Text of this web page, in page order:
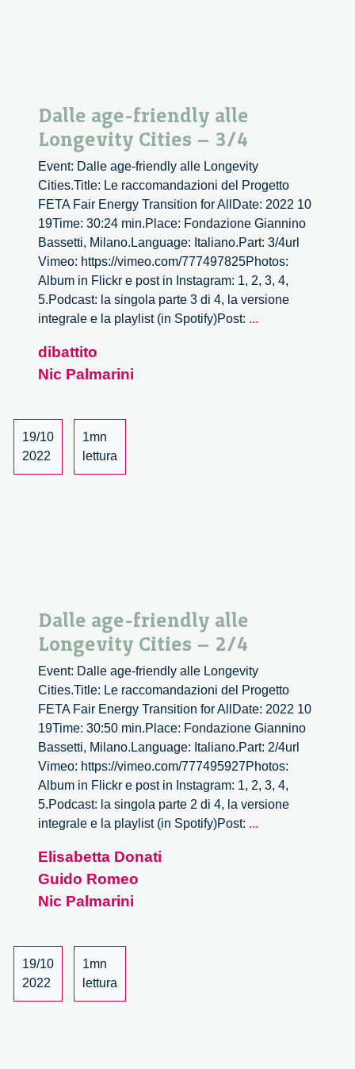
Dalle age-friendly alle
Longevity Cities – 3/4
Event: Dalle age-friendly alle Longevity
Cities.Title: Le raccomandazioni del Progetto
FETA Fair Energy Transition for AllDate: 2022 10
19Time: 30:24 min.Place: Fondazione Giannino
Bassetti, Milano.Language: Italiano.Part: 3/4url
Vimeo: https://vimeo.com/777497825Photos:
Album in Flickr e post in Instagram: 1, 2, 3, 4,
5.Podcast: la singola parte 3 di 4, la versione
integrale e la playlist (in Spotify)Post: ...
dibattito
Nic Palmarini
19/10
2022
1mn
lettura
Dalle age-friendly alle
Longevity Cities – 2/4
Event: Dalle age-friendly alle Longevity
Cities.Title: Le raccomandazioni del Progetto
FETA Fair Energy Transition for AllDate: 2022 10
19Time: 30:50 min.Place: Fondazione Giannino
Bassetti, Milano.Language: Italiano.Part: 2/4url
Vimeo: https://vimeo.com/777495927Photos:
Album in Flickr e post in Instagram: 1, 2, 3, 4,
5.Podcast: la singola parte 2 di 4, la versione
integrale e la playlist (in Spotify)Post: ...
Elisabetta Donati
Guido Romeo
Nic Palmarini
19/10
2022
1mn
lettura